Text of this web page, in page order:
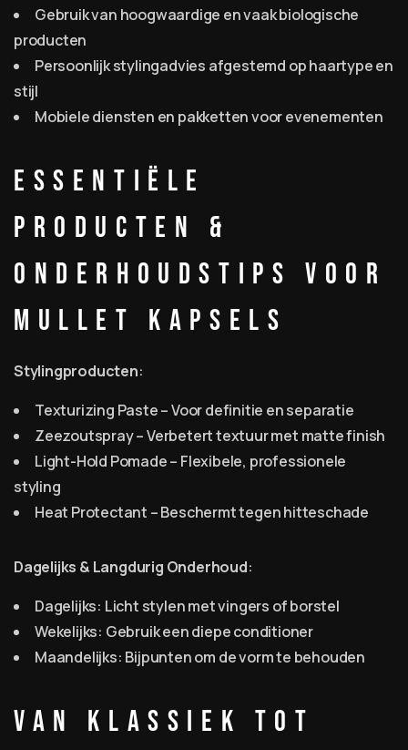
Gebruik van hoogwaardige en vaak biologische
producten
Persoonlijk stylingadvies afgestemd op haartype en
stijl
Mobiele diensten en pakketten voor evenementen
Essentiële
Producten &
Onderhoudstips voor
Mullet Kapsels
Stylingproducten:
Texturizing Paste – Voor definitie en separatie
Zeezoutspray – Verbetert textuur met matte finish
Light-Hold Pomade – Flexibele, professionele
styling
Heat Protectant – Beschermt tegen hitteschade
Dagelijks & Langdurig Onderhoud:
Dagelijks: Licht stylen met vingers of borstel
Wekelijks: Gebruik een diepe conditioner
Maandelijks: Bijpunten om de vorm te behouden
Van Klassiek tot